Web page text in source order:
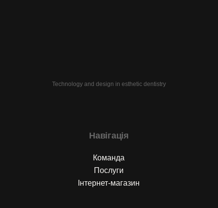
Technology and design in esthetic dentistry
Навігація
Команда
Послуги
Інтернет-магазин